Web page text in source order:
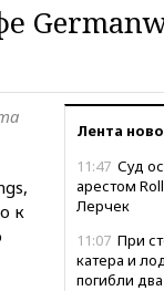
Лента
11:47 Суд
арестом
Лерчек
11:07 При
катера и
погибли
к